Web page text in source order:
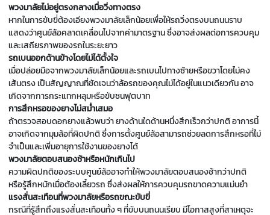
พวงมาลัยไม่อยู่ตรงกลางเมื่อวิ่งทางตรง
หากในการขับขี่ต้องเอียงพวงมาลัยเล็กน้อยเพื่อให้รถวิ่งตรงบนถนนราบ
แสดงว่าศูนย์ล้อคลาดเคลื่อนไปจากค่ามาตรฐาน ซึ่งอาจส่งผลต่อการควบคุม
และเสถียรภาพของรถในระยะยาว
รถเบนออกด้านข้างโดยไม่ได้ตั้งใจ
เมื่อปล่อยมือจากพวงมาลัยเล็กน้อยและรถเบนไปทางซ้ายหรือขวาโดยไม่คง
เส้นตรง เป็นสัญญาณที่ชัดเจนว่าล้อรถของคุณไม่ได้อยู่ในแนวเดียวกัน อาจ
เกิดจากการกระแทกหลุมหรือขับชนฟุตบาท
การสึกหรอของยางไม่สม่ำเสมอ
ถ้าตรวจสอบดอกยางแล้วพบว่า ยางด้านใดด้านหนึ่งสึกเร็วกว่าปกติ อาการนี้
อาจเกิดจากมุมล้อที่ผิดปกติ ซึ่งการตั้งศูนย์ล้อสามารถช่วยลดการสึกหรอที่ไม่
จำเป็นและเพิ่มอายุการใช้งานของยางได้
พวงมาลัยตอบสนองช้าหรือหนักเกินไป
ความผิดปกติของระบบศูนย์ล้ออาจทำให้พวงมาลัยตอบสนองช้ากว่าปกติ
หรือรู้สึกหนักเมื่อต้องเลี้ยวรถ ซึ่งส่งผลให้การควบคุมรถขาดความแม่นยำ
แรงสั่นสะเทือนที่พวงมาลัยหรือรถขณะขับขี่
กรณีที่รู้สึกถึงแรงสั่นสะเทือนทั้ง ๆ ที่ขับบนถนนเรียบ มีโอกาสสูงที่สาเหตุจะ